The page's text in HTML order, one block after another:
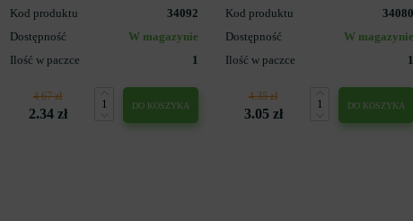
Kod produktu
34092
Dostępność
W magazynie
Ilość w paczce
1
4.67 zł
2.34 zł
DO KOSZYKA
Kod produktu
34080
Dostępność
W magazynie
Ilość w paczce
1
4.35 zł
3.05 zł
DO KOSZYKA